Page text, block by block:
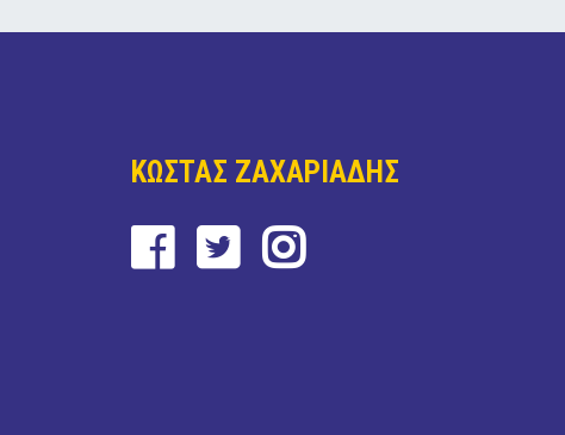
ΚΩΣΤΑΣ ΖΑΧΑΡΙΑΔΗΣ